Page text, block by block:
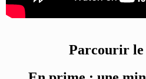
Parcourir le